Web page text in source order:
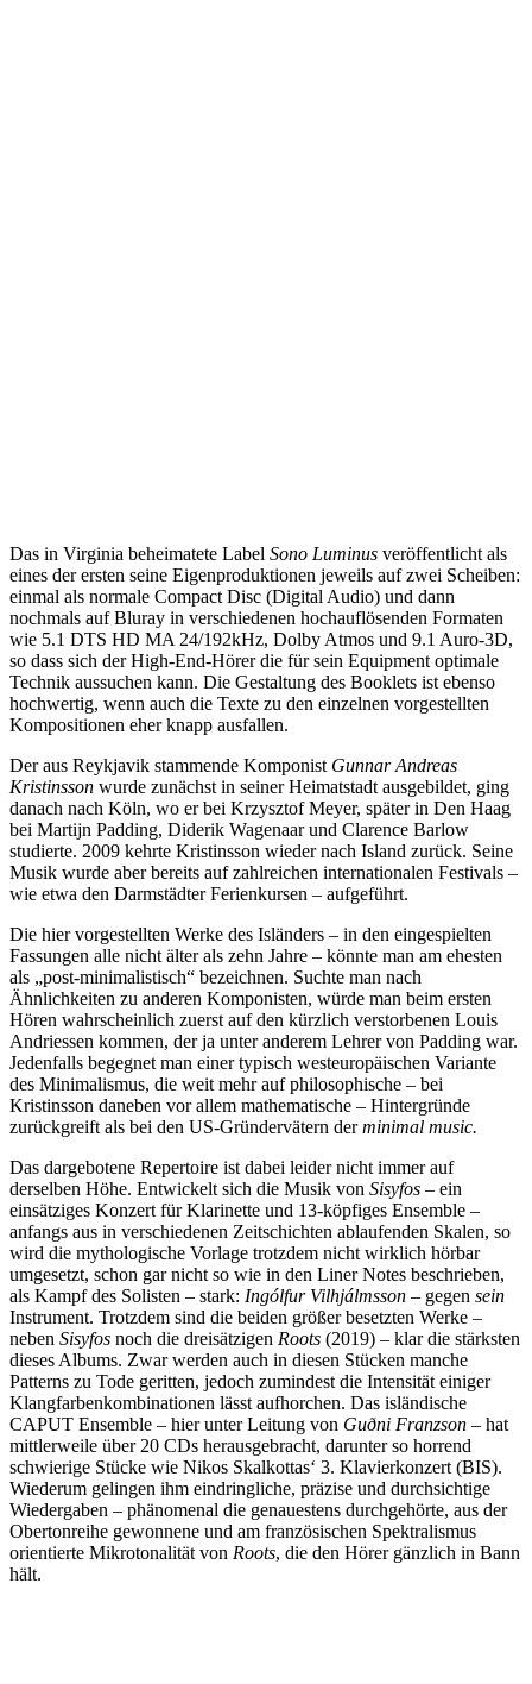
Das in Virginia beheimatete Label Sono Luminus veröffentlicht als
eines der ersten seine Eigenproduktionen jeweils auf zwei Scheiben:
einmal als normale Compact Disc (Digital Audio) und dann
nochmals auf Bluray in verschiedenen hochauflösenden Formaten
wie 5.1 DTS HD MA 24/192kHz, Dolby Atmos und 9.1 Auro-3D,
so dass sich der High-End-Hörer die für sein Equipment optimale
Technik aussuchen kann. Die Gestaltung des Booklets ist ebenso
hochwertig, wenn auch die Texte zu den einzelnen vorgestellten
Kompositionen eher knapp ausfallen.
Der aus Reykjavik stammende Komponist Gunnar Andreas
Kristinsson wurde zunächst in seiner Heimatstadt ausgebildet, ging
danach nach Köln, wo er bei Krzysztof Meyer, später in Den Haag
bei Martijn Padding, Diderik Wagenaar und Clarence Barlow
studierte. 2009 kehrte Kristinsson wieder nach Island zurück. Seine
Musik wurde aber bereits auf zahlreichen internationalen Festivals –
wie etwa den Darmstädter Ferienkursen – aufgeführt.
Die hier vorgestellten Werke des Isländers – in den eingespielten
Fassungen alle nicht älter als zehn Jahre – könnte man am ehesten
als „post-minimalistisch“ bezeichnen. Suchte man nach
Ähnlichkeiten zu anderen Komponisten, würde man beim ersten
Hören wahrscheinlich zuerst auf den kürzlich verstorbenen Louis
Andriessen kommen, der ja unter anderem Lehrer von Padding war.
Jedenfalls begegnet man einer typisch westeuropäischen Variante
des Minimalismus, die weit mehr auf philosophische – bei
Kristinsson daneben vor allem mathematische – Hintergründe
zurückgreift als bei den US-Gründervätern derminimal music.
Das dargebotene Repertoire ist dabei leider nicht immer auf
derselben Höhe. Entwickelt sich die Musik von Sisyfos – ein
einsätziges Konzert für Klarinette und 13-köpfiges Ensemble –
anfangs aus in verschiedenen Zeitschichten ablaufenden Skalen, so
wird die mythologische Vorlage trotzdem nicht wirklich hörbar
umgesetzt, schon gar nicht so wie in den Liner Notes beschrieben,
als Kampf des Solisten – stark: Ingólfur Vilhjálmsson – gegen sein
Instrument. Trotzdem sind die beiden größer besetzten Werke –
neben Sisyfos noch die dreisätzigen Roots (2019) – klar die stärksten
dieses Albums. Zwar werden auch in diesen Stücken manche
Patterns zu Tode geritten, jedoch zumindest die Intensität einiger
Klangfarbenkombinationen lässt aufhorchen. Das isländische
CAPUT Ensemble – hier unter Leitung von Guðni Franzson – hat
mittlerweile über 20 CDs herausgebracht, darunter so horrend
schwierige Stücke wie Nikos Skalkottas‘ 3. Klavierkonzert (BIS).
Wiederum gelingen ihm eindringliche, präzise und durchsichtige
Wiedergaben – phänomenal die genauestens durchgehörte, aus der
Obertonreihe gewonnene und am französischen Spektralismus
orientierte Mikrotonalität von Roots, die den Hörer gänzlich in Bann
hält.